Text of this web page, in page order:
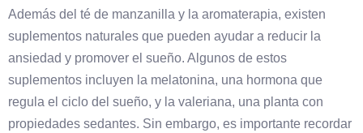
Además del té de manzanilla y la aromaterapia, existen
suplementos naturales que pueden ayudar a reducir la
ansiedad y promover el sueño. Algunos de estos
suplementos incluyen la melatonina, una hormona que
regula el ciclo del sueño, y la valeriana, una planta con
propiedades sedantes. Sin embargo, es importante recordar